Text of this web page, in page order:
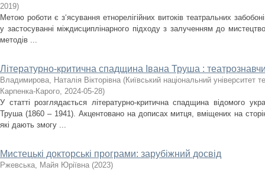
2019)
Метою роботи є з‘ясування етнорелігійних витоків театральних
у застосуванні міждисциплінарного підходу з залученням до
методів ...
Літературно-критична спадщина Івана Труша :
Владимирова, Наталія Вікторівна (Київський національний університет
Карпенка-Карого, 2024-05-28)
У статті розглядається літературно-критична спадщина відомого
Труша (1860 – 1941). Акцентовано на дописах митця, вміщених на
які дають змогу ...
Мистецькі докторські програми: зарубіжний досвід
Ржевська, Майя Юріївна (2023)